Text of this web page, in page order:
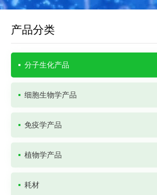
产品分类
分子生化产品
细胞生物学产品
免疫学产品
植物学产品
耗材